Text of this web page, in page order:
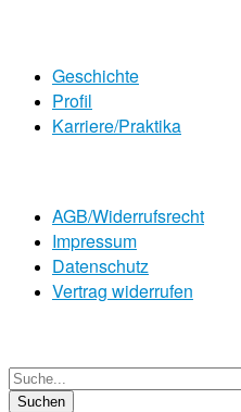
Geschichte
Profil
Karriere/Praktika
AGB/Widerrufsrecht
Impressum
Datenschutz
Vertrag widerrufen